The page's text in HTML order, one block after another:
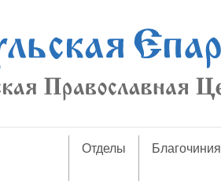
Отделы Благочиния